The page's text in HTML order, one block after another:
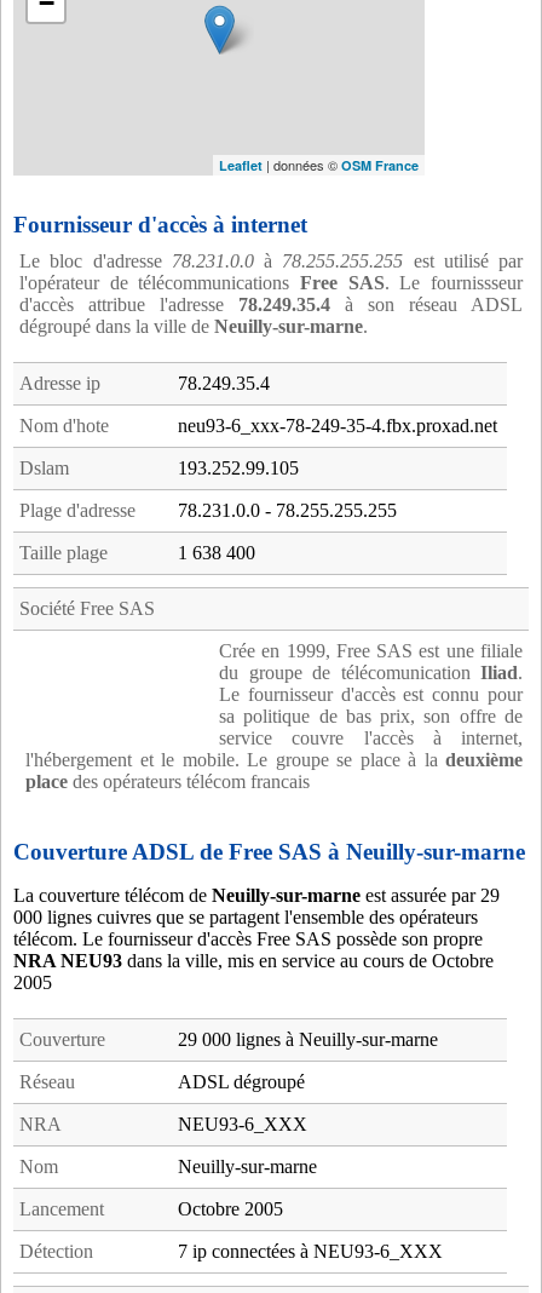
Leaflet | données © OSM France
Fournisseur d'accès à internet
Le bloc d'adresse 78.231.0.0à 78.255.255.255 est utilisé par
l'opérateur de télécommunications Free SAS. Le fournissseur
d'accès attribue l'adresse 78.249.35.4 à son réseau ADSL
dégroupé dans la ville de Neuilly-sur-marne.
Adresse ip 78.249.35.4
Nom d'hote neu93-6_xxx-78-249-35-4.fbx.proxad.net
Dslam 193.252.99.105
Plage d'adresse 78.231.0.0 - 78.255.255.255
Taille plage 1 638 400
Société Free SAS
Crée en 1999, Free SAS est une filiale
du groupe de télécomunication Iliad.
Le fournisseur d'accès est connu pour
sa politique de bas prix, son offre de
service couvre l'accès à internet,
l'hébergement et le mobile. Le groupe se place à la deuxième
place des opérateurs télécom francais
Couverture ADSL de Free SAS à Neuilly-sur-marne
La couverture télécom de Neuilly-sur-marne est assurée par 29
000 lignes cuivres que se partagent l'ensemble des opérateurs
télécom. Le fournisseur d'accès Free SAS possède son propre
NRA NEU93 dans la ville, mis en service au cours de Octobre
2005
Couverture 29 000 lignes à Neuilly-sur-marne
Réseau ADSL dégroupé
NRA NEU93-6_XXX
Nom Neuilly-sur-marne
Lancement Octobre 2005
Détection 7 ip connectées à NEU93-6_XXX